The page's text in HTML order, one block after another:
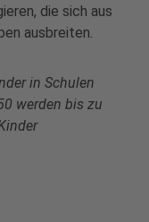
die sich aus
ausbreiten.
in Schulen
werden bis zu